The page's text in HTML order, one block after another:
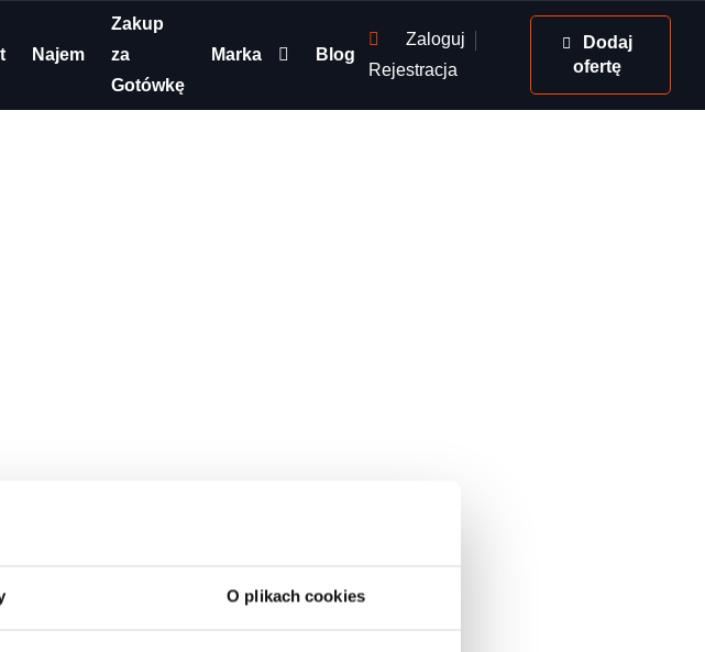
O plikach cookies
Najem
Zakup
za
Gotówkę
Marka Blog
Zaloguj
Rejestracja
Dodaj
ofertę